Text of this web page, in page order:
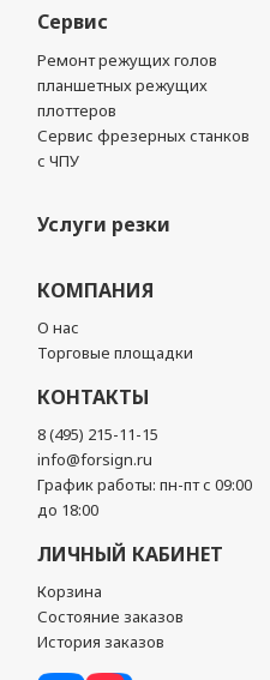
Сервис
Ремонт режущих голов
планшетных режущих
плоттеров
Сервис фрезерных станков
с ЧПУ
Услуги резки
КОМПАНИЯ
О нас
Торговые площадки
КОНТАКТЫ
8 (495) 215-11-15
info@forsign.ru
График работы: пн-пт с 09:00
до 18:00
ЛИЧНЫЙ КАБИНЕТ
Корзина
Состояние заказов
История заказов